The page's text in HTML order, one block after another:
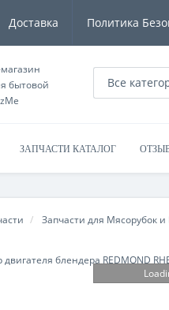
Доставка Политика
Все
ЗАПЧАСТИ КАТАЛОГ
Запчасти для Мясорубок